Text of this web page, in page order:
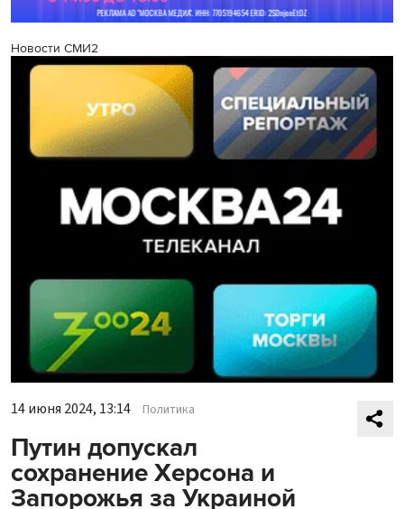
Новости СМИ2
14 июня 2024, 13:14 Политика
Путин допускал
сохранение Херсона и
Запорожья за Украиной